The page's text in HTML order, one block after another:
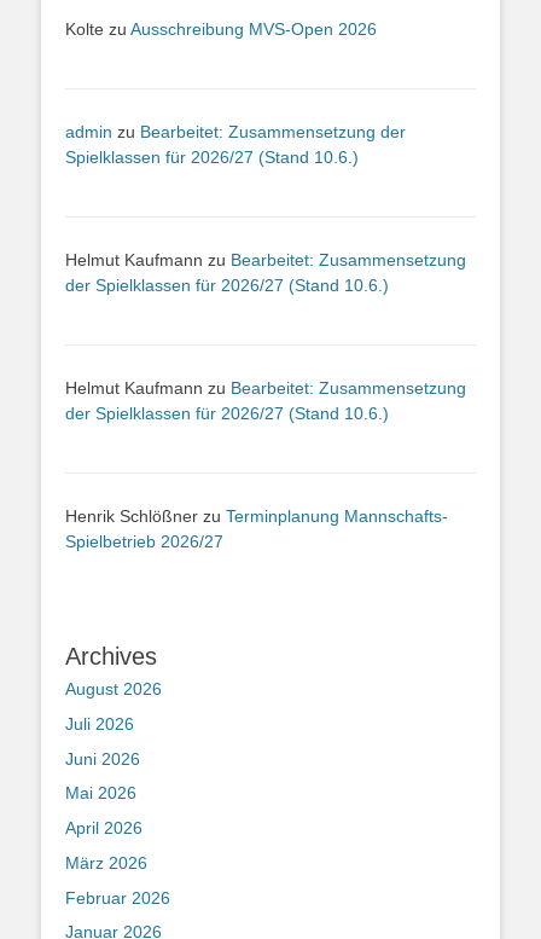
Kolte zu Ausschreibung MVS-Open 2026
admin zu Bearbeitet: Zusammensetzung der
Spielklassen für 2026/27 (Stand 10.6.)
Helmut Kaufmann zu Bearbeitet: Zusammensetzung
der Spielklassen für 2026/27 (Stand 10.6.)
Helmut Kaufmann zu Bearbeitet: Zusammensetzung
der Spielklassen für 2026/27 (Stand 10.6.)
Henrik Schlößner zu Terminplanung Mannschafts-
Spielbetrieb 2026/27
Archives
August 2026
Juli 2026
Juni 2026
Mai 2026
April 2026
März 2026
Februar 2026
Januar 2026